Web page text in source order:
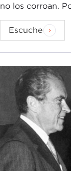
no los corroan.
Escuche